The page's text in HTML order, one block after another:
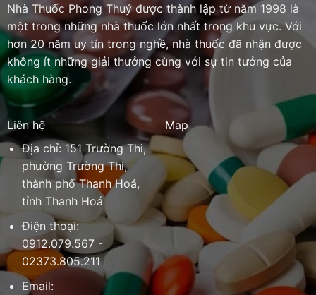
Nhà Thuốc Phong Thuý được thành lập từ năm 1998 là
một trong những nhà thuốc lớn nhất trong khu vực. Với
hơn 20 năm uy tín trong nghề, nhà thuốc đã nhận được
không ít những giải thưởng cùng với sự tin tưởng của
khách hàng.
Liên hệ
Địa chỉ: 151 Trường Thi,
phường Trường Thi,
thành phố Thanh Hoá,
tỉnh Thanh Hoá
Điện thoại:
0912.079.567 -
02373.805.211
Email:
Map